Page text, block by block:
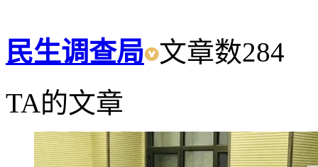
民生调查局 文章数284
TA的文章